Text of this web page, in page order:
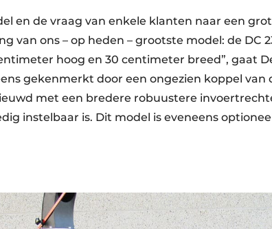
en de vraag van enkele klanten naar een
van ons – op heden – grootste model: de DC
hoog en 30 centimeter breed”, gaat
gekenmerkt door een ongezien koppel van
met een bredere robuustere
instelbaar is. Dit model is eveneens